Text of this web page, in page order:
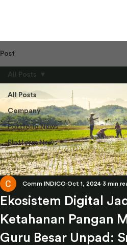
Post
All Posts
Company
Portfolio News
Platform News
All Posts
Ekosistem Digital
Ketahanan Pangan
Guru Besar Unpad:
Comm INDICO Oct 1, 2024 3 min